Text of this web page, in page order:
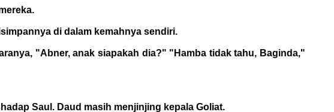
di dalam kemahnya sendiri.
"Abner, anak siapakah dia?" "Hamba tidak tahu, Baginda,"
Saul. Daud masih menjinjing kepala Goliat.